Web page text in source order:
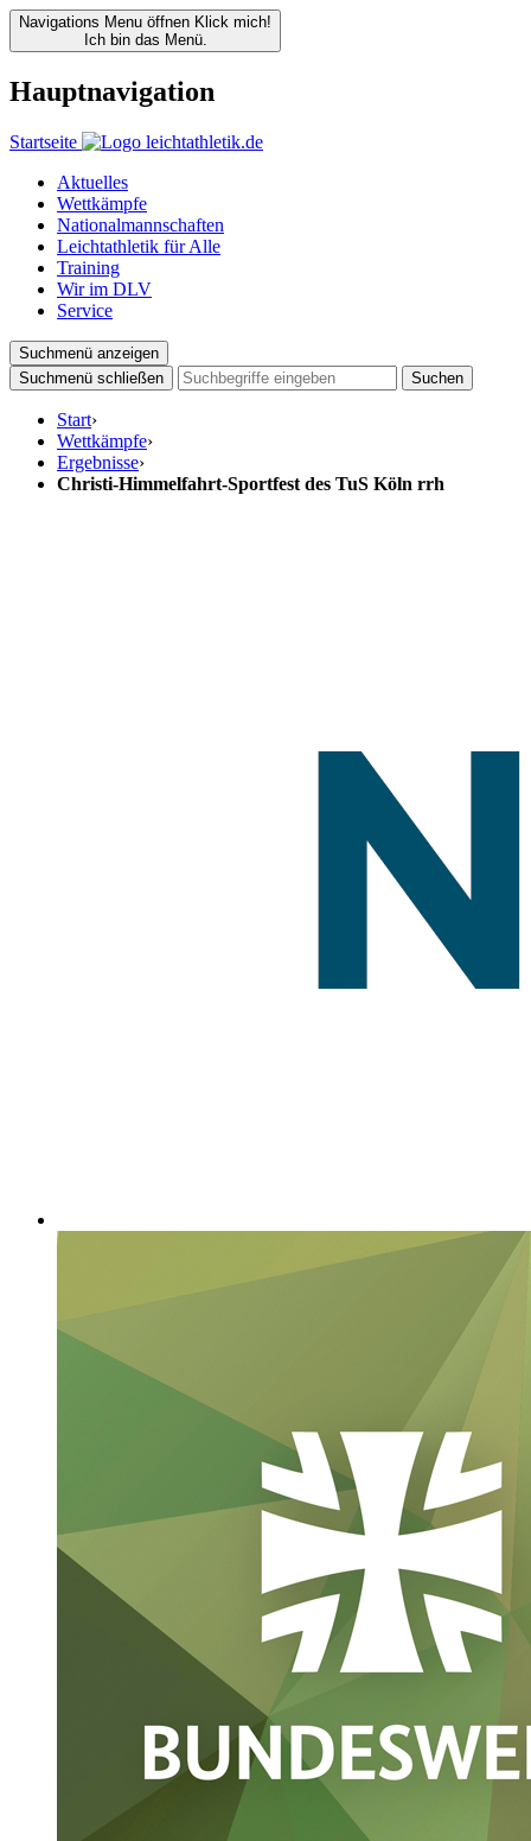
Navigations Menu öffnen Klick mich!
Ich bin das Menü.
Hauptnavigation
Startseite
Aktuelles
Wettkämpfe
Nationalmannschaften
Leichtathletik für Alle
Training
Wir im DLV
Service
Suchmenü anzeigen
Suchmenü schließen
Suchen
Start›
Wettkämpfe›
Ergebnisse›
Christi-Himmelfahrt-Sportfest des TuS Köln rrh